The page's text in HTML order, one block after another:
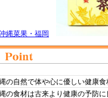
の自然で体や心に優しい健康
の食材は古来より健康の予防に